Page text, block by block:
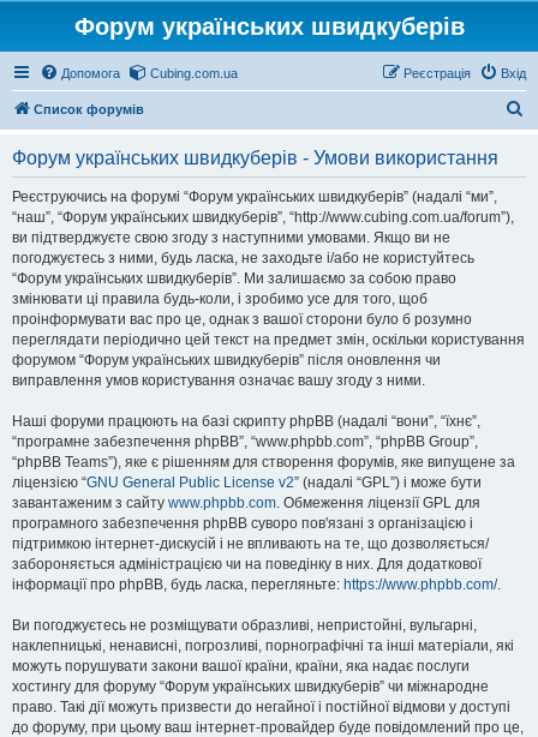
Форум українських швидкуберів
Допомога Cubing.com.ua Вхід
Реєстрація
Список форумів
Форум українських швидкуберів - Умови використання
Реєструючись на форумі “Форум українських швидкуберів” (надалі “ми”,
“наш”, “Форум українських швидкуберів”, “http://www.cubing.com.ua/forum”),
ви підтверджуєте свою згоду з наступними умовами. Якщо ви не
погоджуєтесь з ними, будь ласка, не заходьте і/або не користуйтесь
“Форум українських швидкуберів”. Ми залишаємо за собою право
змінювати ці правила будь-коли, і зробимо усе для того, щоб
проінформувати вас про це, однак з вашої сторони було б розумно
переглядати періодично цей текст на предмет змін, оскільки користування
форумом “Форум українських швидкуберів” після оновлення чи
виправлення умов користування означає вашу згоду з ними.
Наші форуми працюють на базі скрипту phpBB (надалі “вони”, “їхнє”,
“програмне забезпечення phpBB”, “www.phpbb.com”, “phpBB Group”,
“phpBB Teams”), яке є рішенням для створення форумів, яке випущене за
ліцензією “GNU General Public License v2” (надалі “GPL”) і може бути
завантаженим з сайту www.phpbb.com. Обмеження ліцензії GPL для
програмного забезпечення phpBB суворо пов'язані з організацією і
підтримкою інтернет-дискусій і не впливають на те, що дозволяється/
забороняється адміністрацією чи на поведінку в них. Для додаткової
інформації про phpBB, будь ласка, перегляньте: https://www.phpbb.com/.
Ви погоджуєтесь не розміщувати образливі, непристойні, вульгарні,
наклепницькі, ненависні, погрозливі, порнографічні та інші матеріали, які
можуть порушувати закони вашої країни, країни, яка надає послуги
хостингу для форуму “Форум українських швидкуберів” чи міжнародне
право. Такі дії можуть призвести до негайної і постійної відмови у доступі
до форуму, при цьому ваш інтернет-провайдер буде повідомлений про це,